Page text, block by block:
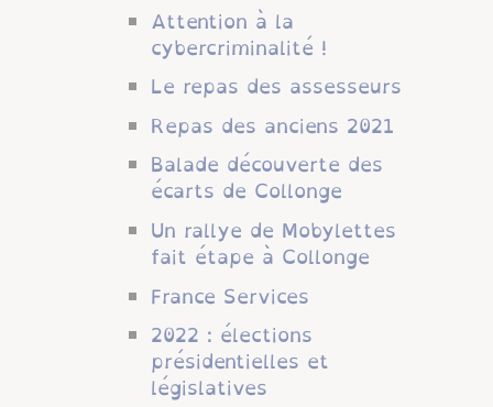
Attention à la
cybercriminalité !
Le repas des assesseurs
Repas des anciens 2021
Balade découverte des
écarts de Collonge
Un rallye de Mobylettes
fait étape à Collonge
France Services
2022 : élections
présidentielles et
législatives